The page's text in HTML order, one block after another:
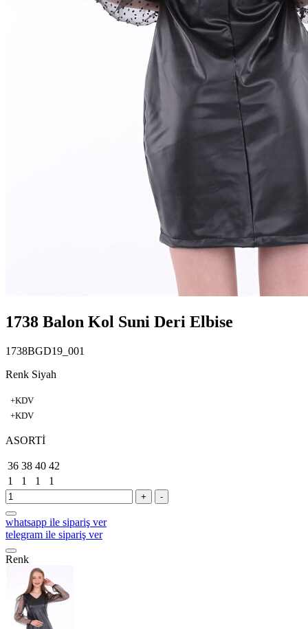
1738 Balon Kol Suni Deri Elbise
1738BGD19_001
Renk Siyah
+KDV
+KDV
ASORTİ
36 38 40 42
1
1 1 1
+ -
whatsapp ile sipariş ver
telegram ile sipariş ver
Renk